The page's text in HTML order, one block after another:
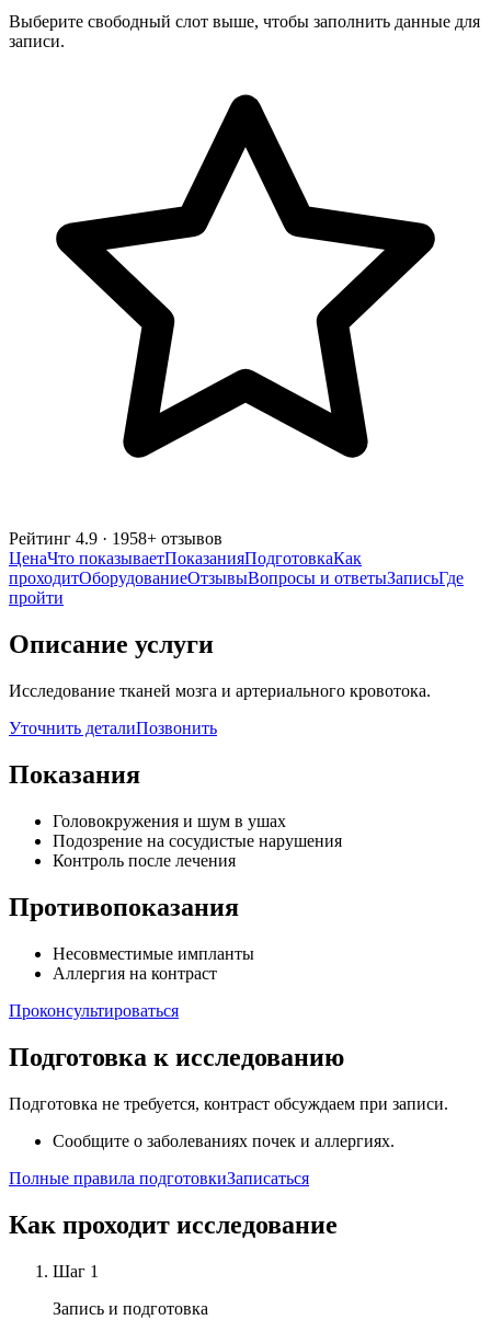
Выберите свободный слот выше, чтобы заполнить данные для
записи.
Рейтинг 4.9 · 1958+ отзывов
ЦенаЧто показываетПоказанияПодготовкаКак
проходитОборудованиеОтзывыВопросы и ответыЗаписьГде
пройти
Описание услуги
Исследование тканей мозга и артериального кровотока.
Уточнить деталиПозвонить
Показания
Головокружения и шум в ушах
Подозрение на сосудистые нарушения
Контроль после лечения
Противопоказания
Несовместимые импланты
Аллергия на контраст
Проконсультироваться
Подготовка к исследованию
Подготовка не требуется, контраст обсуждаем при записи.
Сообщите о заболеваниях почек и аллергиях.
Полные правила подготовкиЗаписаться
Как проходит исследование
Шаг 1
Запись и подготовка